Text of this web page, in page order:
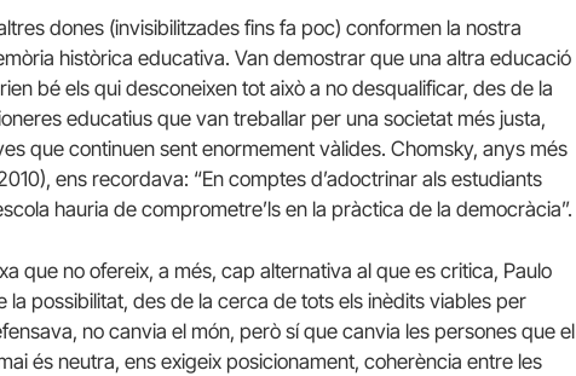
dones (invisibilitzades fins fa poc) conformen la nostra
històrica educativa. Van demostrar que una altra educació
bé els qui desconeixen tot això a no desqualificar, des de la
educatius que van treballar per una societat més justa,
que continuen sent enormement vàlides. Chomsky, anys més
ens recordava: “En comptes d’adoctrinar als estudiants
hauria de comprometre’ls en la pràctica de la democràcia”.
que no ofereix, a més, cap alternativa al que es critica, Paulo
possibilitat, des de la cerca de tots els inèdits viables per
no canvia el món, però sí que canvia les persones que el
és neutra, ens exigeix posicionament, coherència entre les